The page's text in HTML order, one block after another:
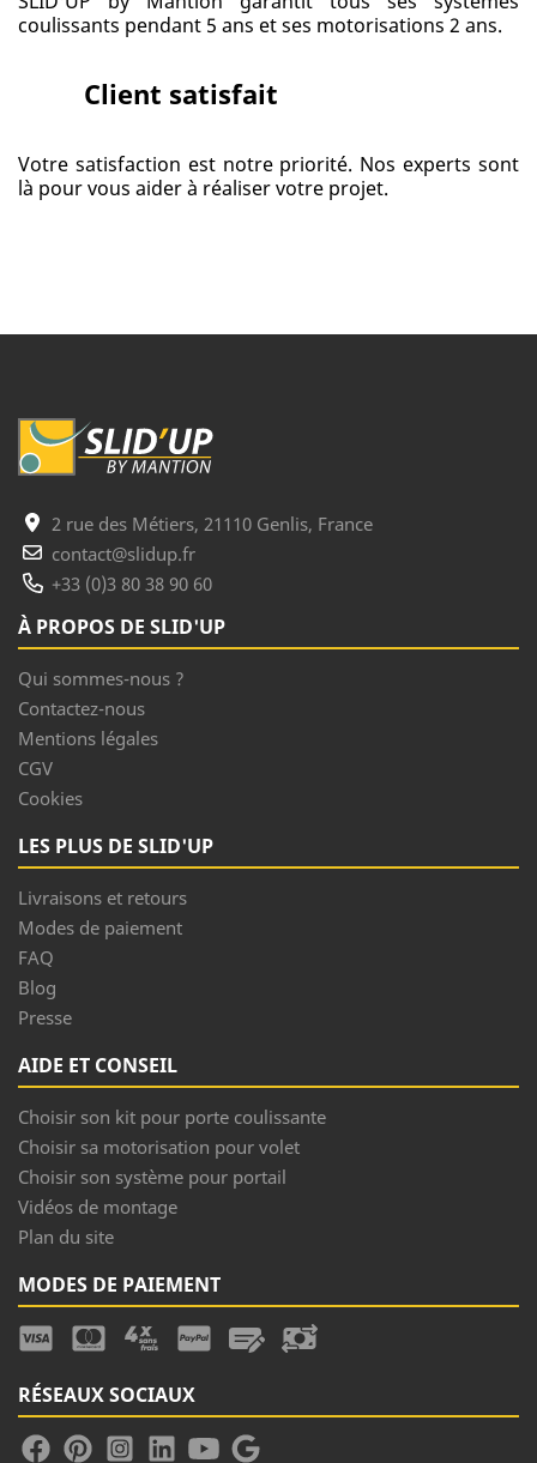
coulissants pendant 5 ans et ses motorisations 2 ans.
Client satisfait
Votre satisfaction est notre priorité. Nos experts sont
là pour vous aider à réaliser votre projet.
2 rue des Métiers, 21110 Genlis, France
contact@slidup.fr
+33 (0)3 80 38 90 60
À PROPOS DE SLID'UP
Qui sommes-nous ?
Contactez-nous
Mentions légales
CGV
Cookies
LES PLUS DE SLID'UP
Livraisons et retours
Modes de paiement
FAQ
Blog
Presse
AIDE ET CONSEIL
Choisir son kit pour porte coulissante
Choisir sa motorisation pour volet
Choisir son système pour portail
Vidéos de montage
Plan du site
MODES DE PAIEMENT
RÉSEAUX SOCIAUX